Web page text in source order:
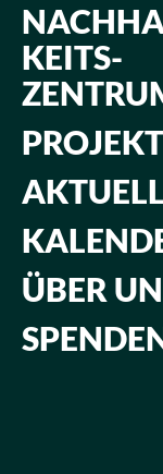
KEITS­
ÜBER